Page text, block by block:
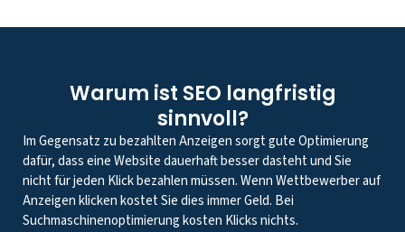
Warum ist SEO langfristig
sinnvoll?
Im Gegensatz zu bezahlten Anzeigen sorgt gute Optimierung
dafür, dass eine Website dauerhaft besser dasteht und Sie
nicht für jeden Klick bezahlen müssen. Wenn Wettbewerber auf
Anzeigen klicken kostet Sie dies immer Geld. Bei
Suchmaschinenoptimierung kosten Klicks nichts.